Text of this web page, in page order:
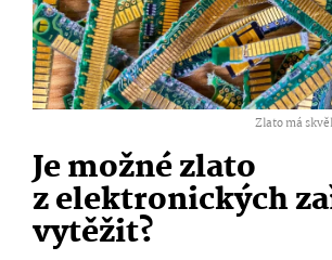
Zlato má
Je možné zlato
z elektronických
vytěžit?